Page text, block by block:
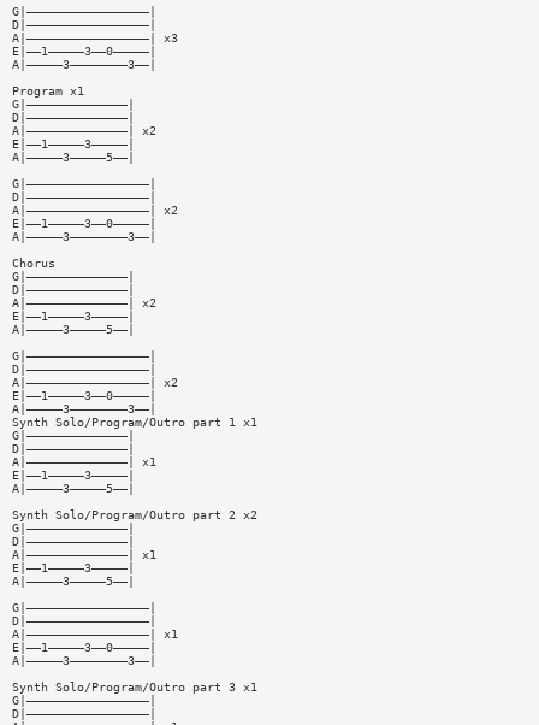
G|—————————————————|
D|—————————————————|
A|—————————————————| x3
E|——1—————3——0—————|
A|—————3————————3——|
Program x1
G|——————————————|
D|——————————————|
A|——————————————| x2
E|——1—————3—————|
A|—————3—————5——|
G|—————————————————|
D|—————————————————|
A|—————————————————| x2
E|——1—————3——0—————|
A|—————3————————3——|
Chorus
G|——————————————|
D|——————————————|
A|——————————————| x2
E|——1—————3—————|
A|—————3—————5——|
G|—————————————————|
D|—————————————————|
A|—————————————————| x2
E|——1—————3——0—————|
A|—————3————————3——|
Synth Solo/Program/Outro part 1 x1
G|——————————————|
D|——————————————|
A|——————————————| x1
E|——1—————3—————|
A|—————3—————5——|
Synth Solo/Program/Outro part 2 x2
G|——————————————|
D|——————————————|
A|——————————————| x1
E|——1—————3—————|
A|—————3—————5——|
G|—————————————————|
D|—————————————————|
A|—————————————————| x1
E|——1—————3——0—————|
A|—————3————————3——|
Synth Solo/Program/Outro part 3 x1
G|—————————————————|
D|—————————————————|